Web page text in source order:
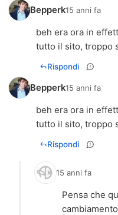
Bepperk15 anni fa
beh era ora in
tutto il sito, troppo
Rispondi
Bepperk15 anni fa
beh era ora in
tutto il sito, troppo
Rispondi
15 anni fa
Pensa che